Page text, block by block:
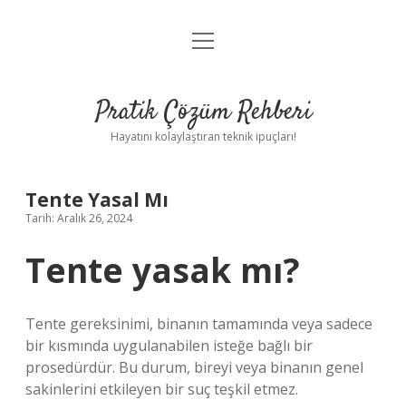
Anasayfa
Yasal Uyarı
menüyü
Pratik Çözüm Rehberi
Hayatını kolaylaştıran teknik ipuçları!
Tente Yasal Mı
Tarih: Aralık 26, 2024
Tente yasak mı?
Tente gereksinimi, binanın tamamında veya sadece
bir kısmında uygulanabilen isteğe bağlı bir
prosedürdür. Bu durum, bireyi veya binanın genel
sakinlerini etkileyen bir suç teşkil etmez.